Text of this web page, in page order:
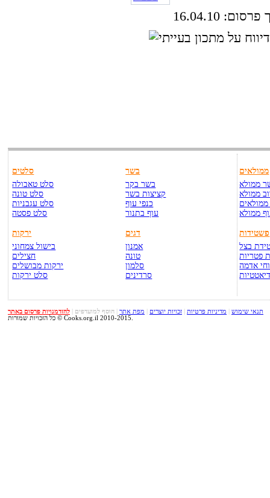
16.04.10
סלטים
סלט טאבולה
סלט טונה
סלט עגבניות
סלט פסטה
ירקות
בישול צמחוני
חצילים
ירקות מבושלים
סלט ירקות
בשר
בשר בקר
קציצות בשר
כנפי עוף
עוף בתנור
דגים
אמנון
טונה
סלמון
סרדינים
ממולאים
ממולא
ממולא
ממולא
פשטידות
בצל
פטריות
אדמה
תנאי שימוש מדיניות פרטיות זכויות יוצרים מפת אתר הוסף למועדפים
להזדמנויות פרסום באתר
כל הזכויות שמורות © Cooks.org.il 2010-2015.